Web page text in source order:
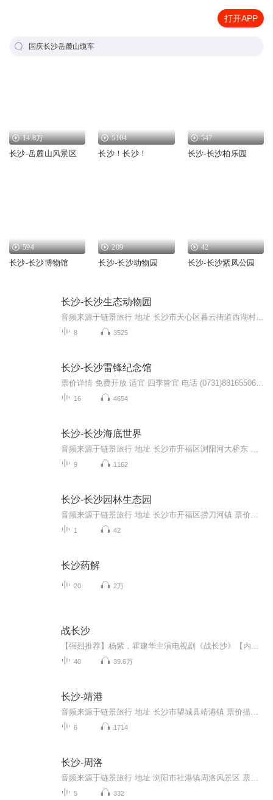
打开APP
国庆长沙岳麓山缆车
14.8万
长沙-岳麓山风景区
5104
长沙！长沙！
547
长沙-长沙柏乐园
594
长沙-长沙博物馆
209
长沙-长沙动物园
42
长沙-长沙紫凤公园
长沙-长沙生态动物园
8 3525
长沙-长沙雷锋纪念馆
16 4654
长沙-长沙海底世界
9 1162
长沙-长沙园林生态园
1 42
长沙药解
20 2万
战长沙
40 39.6万
长沙-靖港
6 1714
长沙-周洛
5 332